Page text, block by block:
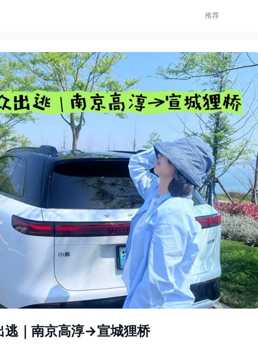
推荐
逃｜南京高淳→宣城狸桥